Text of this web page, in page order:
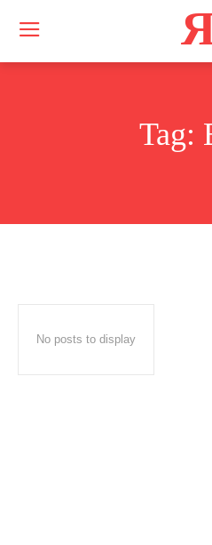
Tag:
No posts to display